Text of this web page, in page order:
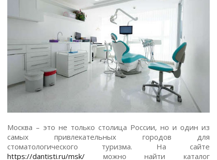
Москва – это не только столица России, но и один из
самых привлекательных городов для
стоматологического туризма. На сайте
https://dantisti.ru/msk/ можно найти каталог